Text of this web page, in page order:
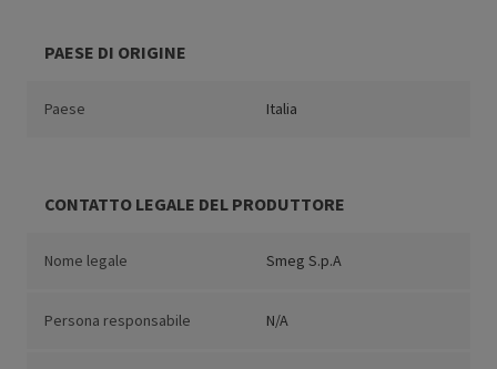
PAESE DI ORIGINE
Paese Italia
CONTATTO LEGALE DEL PRODUTTORE
Nome legale Smeg S.p.A
Persona responsabile N/A